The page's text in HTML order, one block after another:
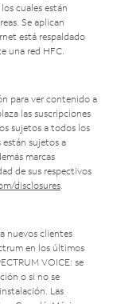
cuales están
Se aplican
está respaldado
una red HFC.
para ver contenido a
las suscripciones
sujetos a todos los
sujetos a
marcas
de sus respectivos
disclosures
nuevos clientes
en los últimos
VOICE: se
o si no se
Las